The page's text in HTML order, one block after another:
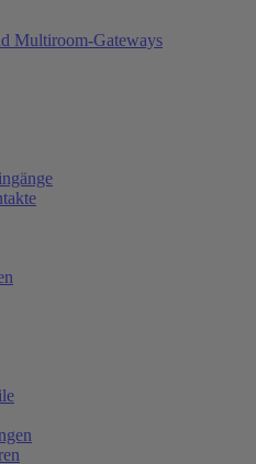
Multiroom-Gateways